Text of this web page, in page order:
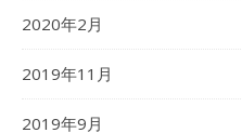
2020年2月
2019年11月
2019年9月